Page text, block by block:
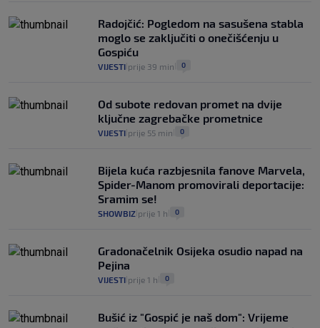
Radojčić: Pogledom na sasušena stabla
moglo se zaključiti o onečišćenju u
Gospiću
VIJESTI prije 39 min 0
Od subote redovan promet na dvije
ključne zagrebačke prometnice
VIJESTI prije 55 min 0
Bijela kuća razbjesnila fanove Marvela,
Spider-Manom promovirali deportacije:
Sramim se!
SHOWBIZ prije 1 h 0
Gradonačelnik Osijeka osudio napad na
Pejina
VIJESTI prije 1 h 0
Bušić iz "Gospić je naš dom": Vrijeme